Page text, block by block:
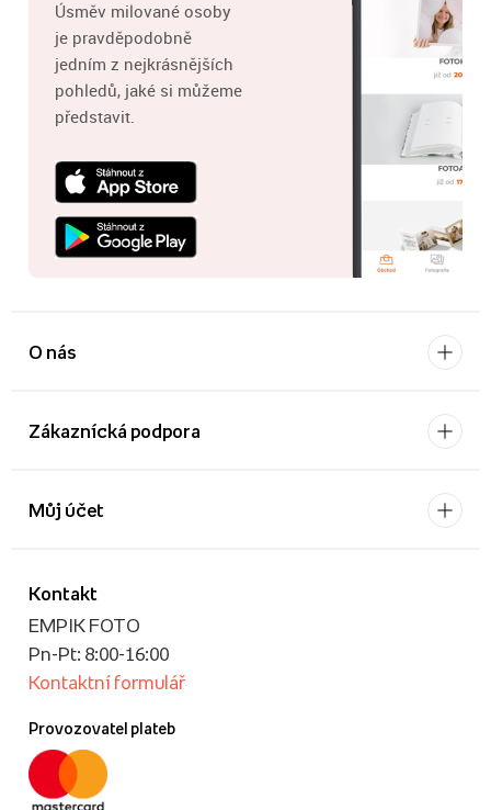
Úsměv milované osoby
je pravděpodobně
jedním z nejkrásnějších
pohledů, jaké si můžeme
představit.
O nás
Zákaznícká podpora
Kontakt
EMPIK FOTO
Pn-Pt: 8:00-16:00
Kontaktní formulář
Provozovatel plateb
Můj účet